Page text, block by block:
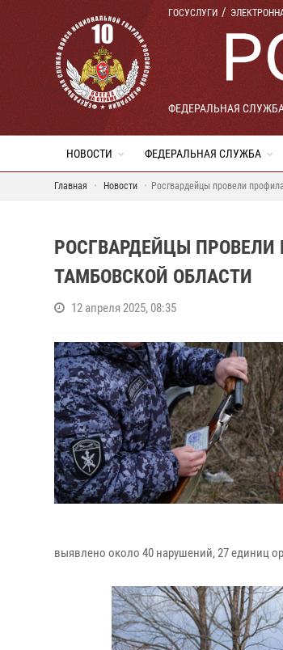
ГОСУСЛУГИ
ФЕДЕРАЛЬНАЯ
НОВОСТИ ФЕДЕРАЛЬНАЯ СЛУЖБА
Главная Новости Росгвардейцы провели
РОСГВАРДЕЙЦЫ
ТАМБОВСКОЙ ОБЛАСТИ
12 апреля 2025, 08:35
выявлено около 40 нарушений, 27 единиц